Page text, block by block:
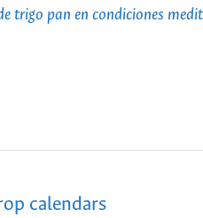
trigo pan en condiciones
calendars